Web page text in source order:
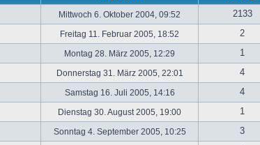
Mittwoch 6. Oktober 2004, 09:52 2133
Freitag 11. Februar 2005, 18:52
2
Montag 28. März 2005, 12:29
1
Donnerstag 31. März 2005, 22:01
4
Samstag 16. Juli 2005, 14:16
4
Dienstag 30. August 2005, 19:00
1
Sonntag 4. September 2005, 10:25
3